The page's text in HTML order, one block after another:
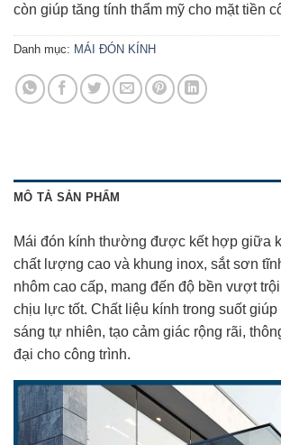
còn giúp tăng tính thẩm mỹ cho mặt tiền
Danh mục: MÁI ĐÓN KÍNH
MÔ TẢ SẢN PHẨM
Mái đón kính thường được kết hợp giữa
chất lượng cao và khung inox, sắt sơn
nhôm cao cấp, mang đến độ bền vượt
chịu lực tốt. Chất liệu kính trong suốt giúp
sáng tự nhiên, tạo cảm giác rộng rãi,
đại cho công trình.